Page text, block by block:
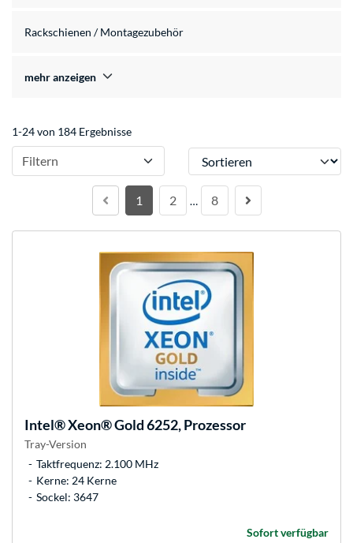
Rackschienen / Montagezubehör
mehr anzeigen
1-24 von 184 Ergebnisse
Filtern Sortieren
1 2 … 8
Intel®Xeon® Gold 6252, Prozessor
Tray-Version
Taktfrequenz: 2.100 MHz
Kerne: 24 Kerne
Sockel: 3647
Sofort verfügbar